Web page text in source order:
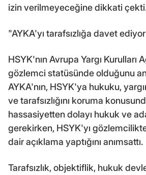
izin verilmeyeceğine dikkati
"AYKA'yı tarafsızlığa davet
HSYK'nın Avrupa Yargı Kurulları
gözlemci statüsünde olduğunu
AYKA'nın, HSYK'ya hukuku,
ve tarafsızlığını koruma
hassasiyetten dolayı hukuk ve
gerekirken, HSYK'yı
dair açıklama yaptığını anımsattı.
Tarafsızlık, objektiflik, hukuk